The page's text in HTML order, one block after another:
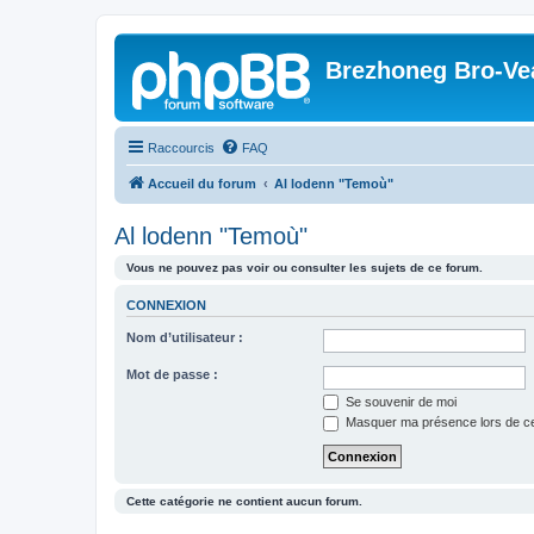
Brezhoneg Bro-
Raccourcis FAQ
Accueil du forum Al lodenn "Temoù"
Al lodenn "Temoù"
Vous ne pouvez pas voir ou consulter les sujets de ce forum.
CONNEXION
Nom d’utilisateur :
Mot de passe :
Se souvenir de moi
Masquer ma présence lors de
Cette catégorie ne contient aucun forum.